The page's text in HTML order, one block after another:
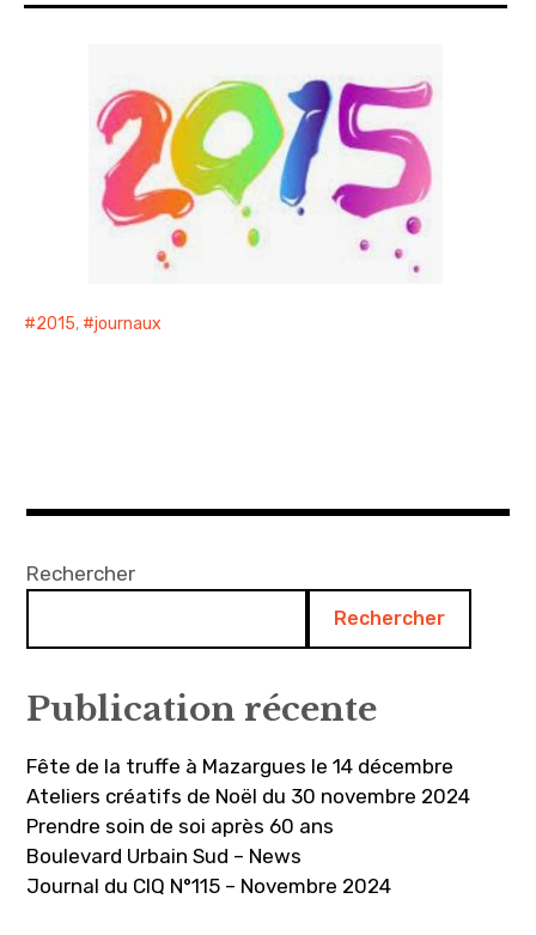
Journaux
Sécurité
Propreté – Gestion des déchets
2015, journaux
Rechercher
Rechercher
Publication récente
Fête de la truffe à Mazargues le 14 décembre
Ateliers créatifs de Noël du 30 novembre 2024
Prendre soin de soi après 60 ans
Boulevard Urbain Sud – News
Journal du CIQ N°115 – Novembre 2024